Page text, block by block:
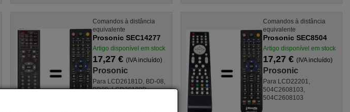
Comandos à distância
equivalente
Prosonic SEC14277
Artigo disponível em stock
17,27 € (IVA incluído)
Prosonic
Para LCD26181D, BD-08,
BD08, LCD26182D,
Comandos à distância
equivalente
Prosonic SEC8504
Artigo disponível em stock
17,27 € (IVA incluído)
Prosonic
Para LCD22201,
504C2608103,
504C2608103